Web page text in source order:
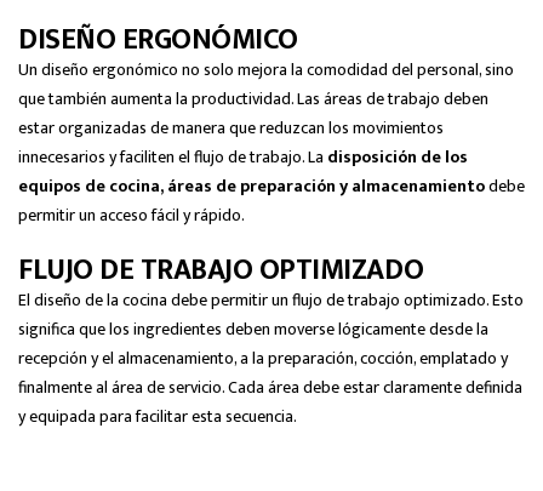
DISEÑO ERGONÓMICO
Un diseño ergonómico no solo mejora la comodidad del personal, sino
que también aumenta la productividad. Las áreas de trabajo deben
estar organizadas de manera que reduzcan los movimientos
innecesarios y faciliten el flujo de trabajo. La disposición de los
equipos de cocina, áreas de preparación y almacenamientodebe
permitir un acceso fácil y rápido.
FLUJO DE TRABAJO OPTIMIZADO
El diseño de la cocina debe permitir un flujo de trabajo optimizado. Esto
significa que los ingredientes deben moverse lógicamente desde la
recepción y el almacenamiento, a la preparación, cocción, emplatado y
finalmente al área de servicio. Cada área debe estar claramente definida
y equipada para facilitar esta secuencia.